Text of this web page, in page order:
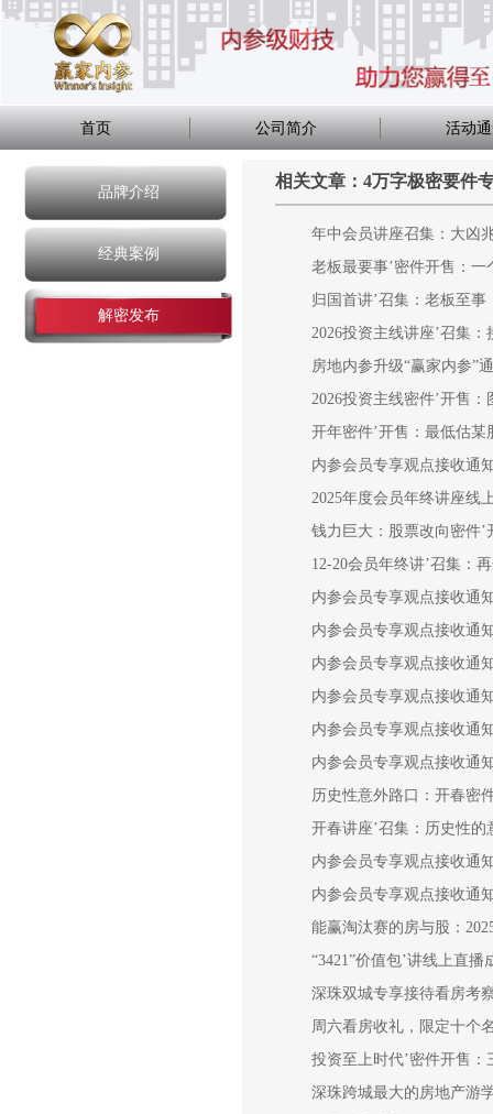
首页 公司简介 活动
品牌介绍
经典案例
解密发布
相关文章：4万字极密要件
年中会员讲座召集：大凶
老板最要事’密件开售：
归国首讲’召集：老板至事
2026投资主线讲座’召集
房地内参升级“赢家内参”
2026投资主线密件’开售
开年密件’开售：最低估
内参会员专享观点接收通
2025年度会员年终讲座线
钱力巨大：股票改向密件’
12-20会员年终讲’召集：
内参会员专享观点接收通
内参会员专享观点接收通
内参会员专享观点接收通
内参会员专享观点接收通
内参会员专享观点接收通
内参会员专享观点接收通
历史性意外路口：开春密
开春讲座’召集：历史性的
内参会员专享观点接收通
内参会员专享观点接收通
能赢淘汰赛的房与股：
“3421”价值包’讲线上直播
深珠双城专享接待看房考
周六看房收礼，限定十个
投资至上时代’密件开售
深珠跨城最大的房地产游